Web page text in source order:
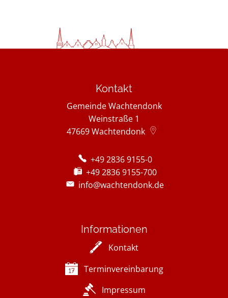
Kontakt
Gemeinde Wachtendonk
Weinstraße 1
47669Wachtendonk
+49 2836 9155-0
+49 2836 9155-700
info@wachtendonk.de
Informationen
Kontakt
Terminvereinbarung
Impressum